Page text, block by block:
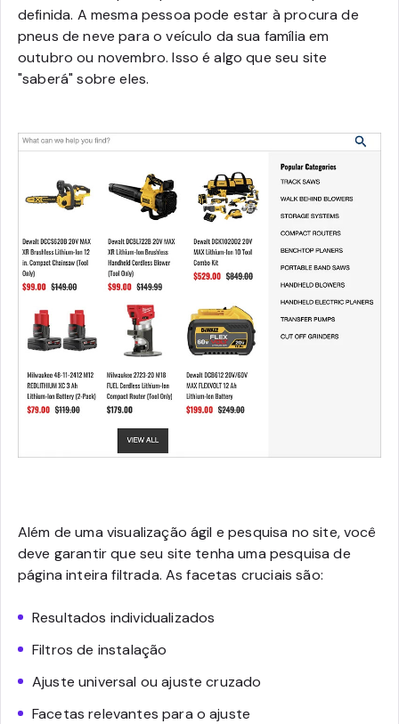
definida. A mesma pessoa pode estar à procura de
pneus de neve para o veículo da sua família em
outubro ou novembro. Isso é algo que seu site
"saberá" sobre eles.
Além de uma visualização ágil e pesquisa no site, você
deve garantir que seu site tenha uma pesquisa de
página inteira filtrada. As facetas cruciais são:
Resultados individualizados
Filtros de instalação
Ajuste universal ou ajuste cruzado
Facetas relevantes para o ajuste